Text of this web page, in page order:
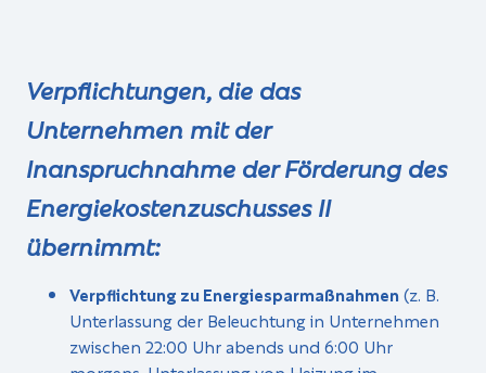
Verpflichtungen, die das
Unternehmen mit der
Inanspruchnahme der Förderung des
Energiekostenzuschusses II
übernimmt:
Verpflichtung zu Energiesparmaßnahmen(z. B.
Unterlassung der Beleuchtung in Unternehmen
zwischen 22:00 Uhr abends und 6:00 Uhr